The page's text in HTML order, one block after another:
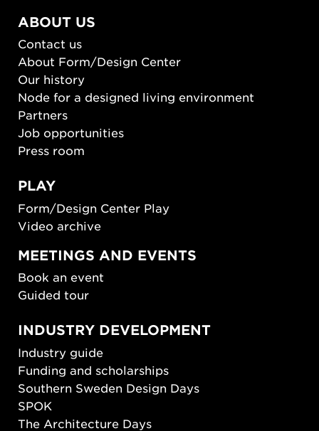
ABOUT US
Contact us
About Form/Design Center
Our history
Node for a designed living environment
Partners
Job opportunities
Press room
PLAY
Form/Design Center Play
Video archive
MEETINGS AND EVENTS
Book an event
Guided tour
INDUSTRY DEVELOPMENT
Industry guide
Funding and scholarships
Southern Sweden Design Days
SPOK
The Architecture Days